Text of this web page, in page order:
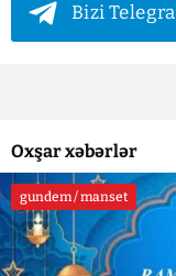
Bizi
Oxşar xəbərlər
gundem / manset